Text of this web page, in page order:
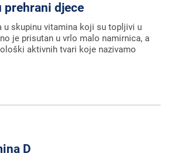
prehrani djece
u skupinu vitamina koji su topljivi u
je prisutan u vrlo malo namirnica, a
aktivnih tvari koje nazivamo
D